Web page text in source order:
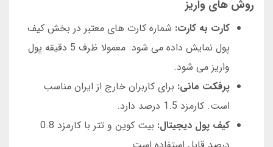
روش های واریز
کارت به کارت: شماره کارت های معتبر در بخش کیف
پول نمایش داده می شود. معمولا ظرف 5 دقیقه پول
واریز می شود.
پرفکت مانی: برای کاربران خارج از ایران مناسب
است. کارمزد 1.5 درصد دارد.
کیف پول دیجیتال:
بیت کوین و تتر با کارمزد 0.8